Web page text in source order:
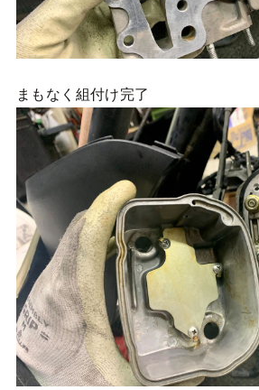
まもなく組付け完了